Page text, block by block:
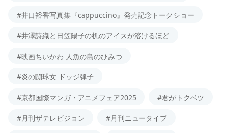
#井口裕香写真集『cappuccino』発売記念トークショー
#井澤詩織と日笠陽子の机のアイスが溶けるほど
#映画ちいかわ 人魚の島のひみつ
#炎の闘球女 ドッジ弾子
#京都国際マンガ・アニメフェア2025 #君がトクベツ
#月刊ザテレビジョン #月刊ニュータイプ